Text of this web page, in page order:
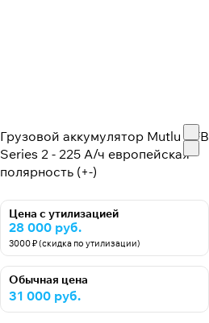
Грузовой аккумулятор Mutlu SFB
Series 2 - 225 А/ч европейская
полярность (+-)
Цена с утилизацией
28 000 руб.
3000 ₽ (скидка по утилизации)
Обычная цена
31 000 руб.